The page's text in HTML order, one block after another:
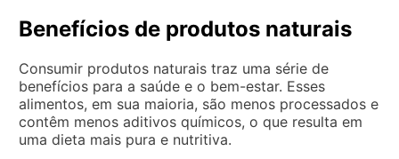
Benefícios de produtos naturais
Consumir produtos naturais traz uma série de
benefícios para a saúde e o bem-estar. Esses
alimentos, em sua maioria, são menos processados e
contêm menos aditivos químicos, o que resulta em
uma dieta mais pura e nutritiva.